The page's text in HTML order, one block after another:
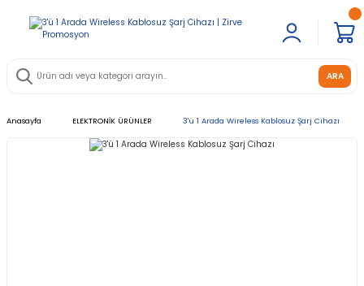
ARA
Anasayfa ELEKTRONİK ÜRÜNLER 3'ü 1 Arada Wireless Kablosuz Şarj Cihazı